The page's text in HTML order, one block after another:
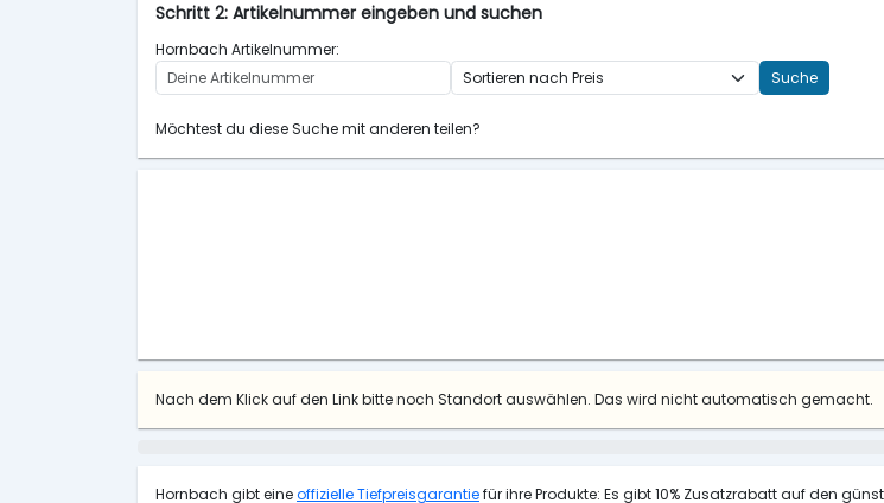
Schritt 2: Artikelnummer eingeben und suchen
Hornbach Artikelnummer:
Suche
Möchtest du diese Suche mit anderen teilen?
Nach dem Klick auf den Link bitte noch Standort auswählen. Das wird nicht automatisch gemacht.
Hornbach gibt eineoffizielle Tiefpreisgarantiefür ihre Produkte: Es gibt 10% Zusatzrabatt auf den